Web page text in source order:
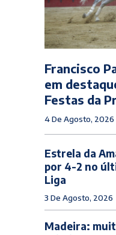
Francisco
em
Festas da
4 De Agosto, 2026
Estrela da
por 4-2 no
Liga
3 De Agosto, 2026
Madeira: